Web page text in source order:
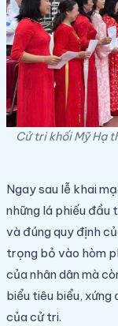
Cử tri khối Mỹ Hạ
Ngay sau lễ khai
những lá phiếu đầu
và đúng quy định
trọng bỏ vào hòm
của nhân dân mà
biểu tiêu biểu, xứng
của cử tri.